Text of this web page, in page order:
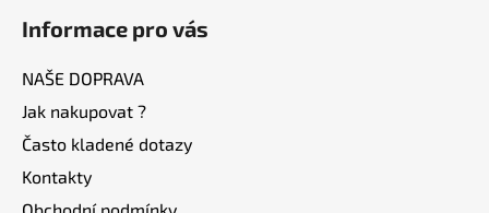
Informace pro vás
NAŠE DOPRAVA
Jak nakupovat ?
Často kladené dotazy
Kontakty
Obchodní podmínky